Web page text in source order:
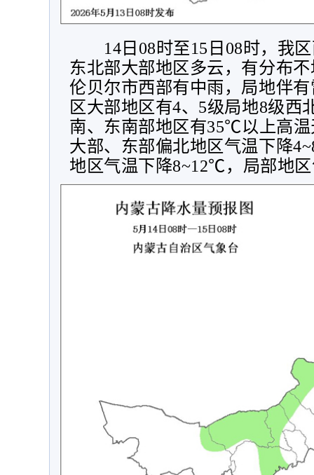
14日 08时至15 日 08时，我
东北部大部地区多云，有分布
伦贝尔市西部有中雨，局地伴
区大部地区有4、 5级局地8级西
南、东南部地区有35℃以上高温
大部、东部偏北地区气温下降
地区气温下降8~12℃，局部地区